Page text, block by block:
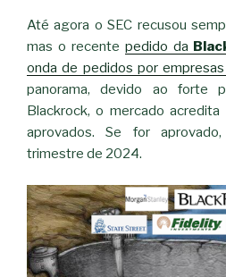
Até agora o SEC recusou
mas o recente pedido da
onda de pedidos por
panorama, devido ao forte
Blackrock, o mercado
aprovados. Se for
trimestre de 2024.